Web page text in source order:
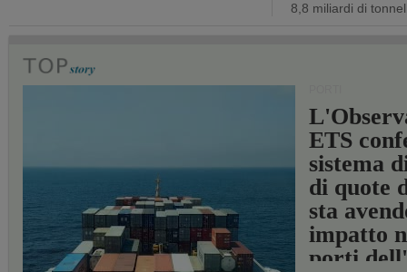
8,8 miliardi di
ETS
sistema
di quote
sta
impatto
porti